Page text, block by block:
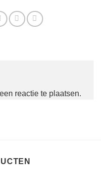
reactie te plaatsen.